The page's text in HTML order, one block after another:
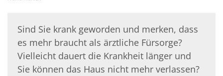
Sind Sie krank geworden und merken, dass
es mehr braucht als ärztliche Fürsorge?
Vielleicht dauert die Krankheit länger und
Sie können das Haus nicht mehr verlassen?